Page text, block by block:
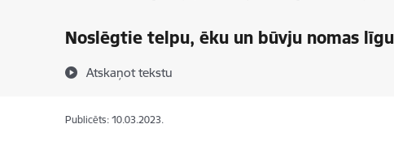
Noslēgtie telpu, ēku un būvju nomas
Atskaņot tekstu
Publicēts: 10.03.2023.